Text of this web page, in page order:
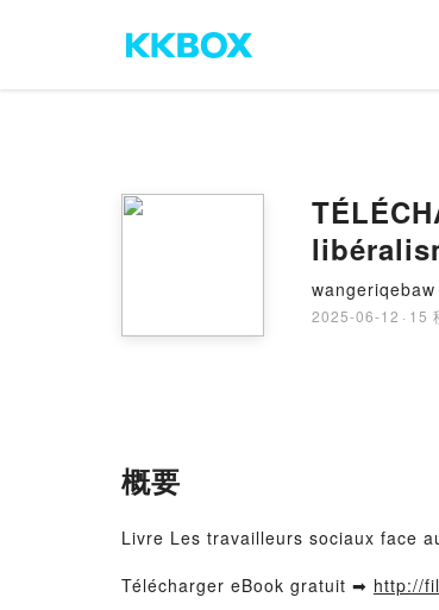
wangeriqebaw
2025-06-12 · 15
概要
Livre Les travailleurs sociaux face
Télécharger eBook gratuit ➡ http://